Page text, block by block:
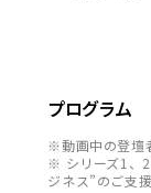
プログラム
※動画中の登壇
※ シリーズ1、
ジネス”のご支